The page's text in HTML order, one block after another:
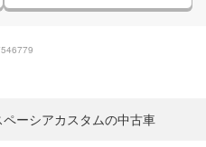
ーシアカスタムの中古車